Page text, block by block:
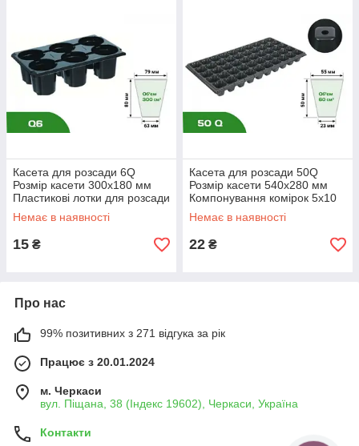
ус
пе
кі
нс
а
Касета для розсади 6Q
Розмір касети 300х180 мм
Пластикові лотки для розсади
Ємності для розсади
Немає в наявності
15 ₴
Касета для розсади 50Q
Розмір касети 540х280 мм
Компонування комірок 5х10
Розсадна касета Тара для
розсади
Немає в наявності
22 ₴
Про нас
99% позитивних з 271 відгука за рік
Працює з 20.01.2024
м. Черкаси
вул. Піщана, 38 (Індекс 19602), Черкаси, Україна
Контакти